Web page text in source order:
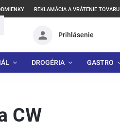
REKLAMÁCIA A VRÁTENIE TOVARU
Prihlásenie
DROGÉRIA GASTRO
CW